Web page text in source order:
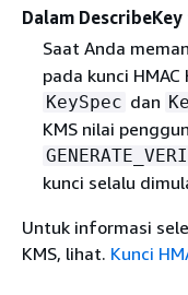
Dalam
Saat Anda
pada kunci
KeySpec dan
KMS nilai
kunci selalu
Untuk informasi
KMS, lihat. Kunci